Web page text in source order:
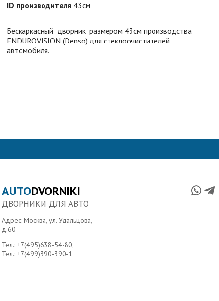
ID производителя 43см
Бескаркасный дворник размером 43см производства
ENDUROVISION (Denso) для стеклоочистителей
автомобиля.
AUTODVORNIKI
ДВОРНИКИ ДЛЯ АВТО
Адрес: Москва, ул. Удальцова,
д.60
Тел.:+7(495)638-54-80,
Тел.:+7(499)390-390-1